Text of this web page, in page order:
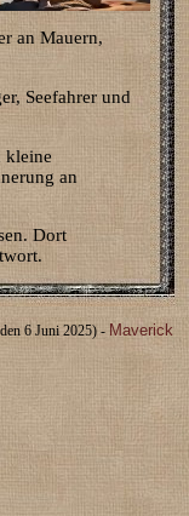
an Mauern,
Seefahrer und
kleine
an
Dort
6 Juni 2025) - Maverick